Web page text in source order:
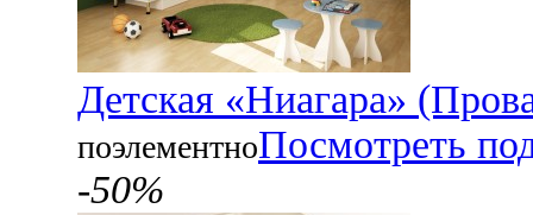
Детская «Ниагара»
поэлементноПосмотреть
-50%